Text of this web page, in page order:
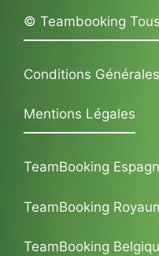
© Teambooking
Conditions Générales
Mentions Légales
TeamBooking
TeamBooking
TeamBooking